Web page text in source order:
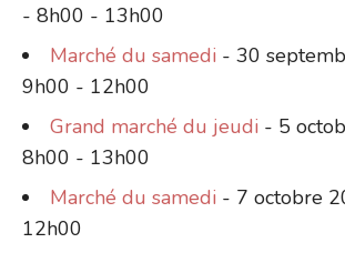
- 8h00 - 13h00
Marché du samedi - 30
9h00 - 12h00
Grand marché du jeudi - 5
8h00 - 13h00
Marché du samedi - 7 octobre
12h00